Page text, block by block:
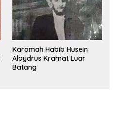
Karomah Habib Husein
Alaydrus Kramat Luar
Batang